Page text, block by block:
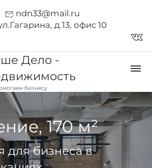
mark_email_read ndn33@mail.ru
д.13, офис 10
vk_in
Дело -
бизнесу
dehaze
170 м²
бизнеса в